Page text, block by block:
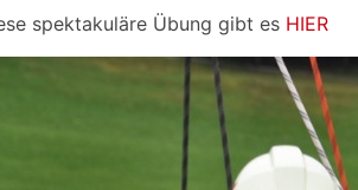
spektakuläre Übung gibt es HIER